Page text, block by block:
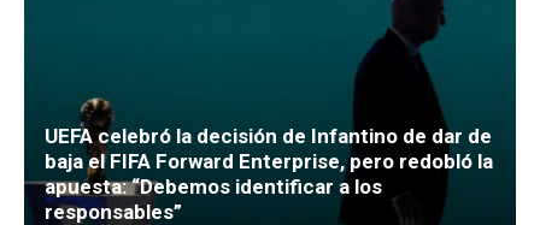
UEFA celebró la decisión de Infantino de dar de
baja el FIFA Forward Enterprise, pero redobló la
apuesta: “Debemos identificar a los
responsables”